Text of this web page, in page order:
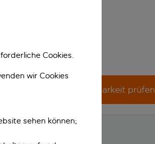
Verfügbarkeit prüfen
Cookies.
wir Cookies
sehen können;